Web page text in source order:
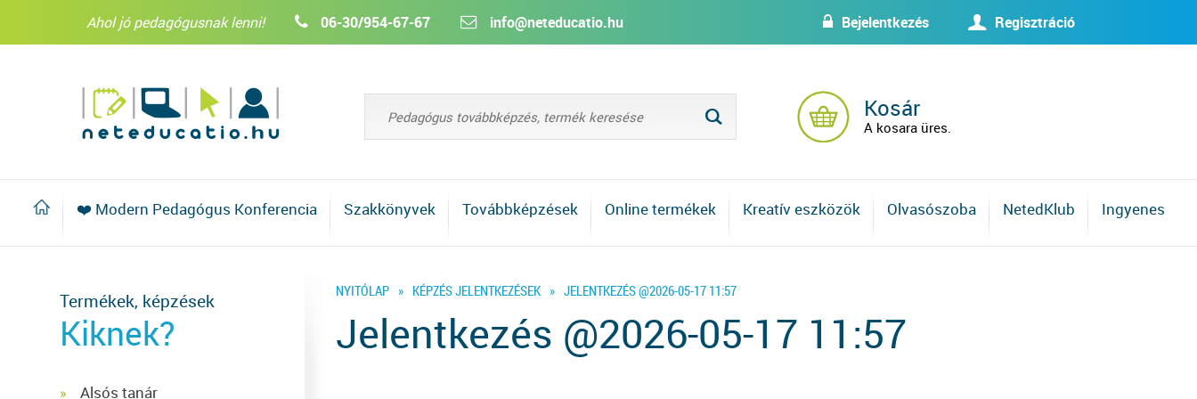
w Bejelentkezés U Regisztráció
Ahol jó pedagógusnak lenni! 06-30/954-67-67 info@neteducatio.hu
L Kosár
A kosara üres.
❤️ Modern Pedagógus Konferencia Szakkönyvek Továbbképzések Online termékek Kreatív eszközök Olvasószoba NetedKlub Ingyenes
NYITÓLAP » KÉPZÉS JELENTKEZÉSEK » JELENTKEZÉS @2026-05-17 11:57
Jelentkezés @2026-05-17 11:57
Termékek, képzések
Kiknek?
Alsós tanár